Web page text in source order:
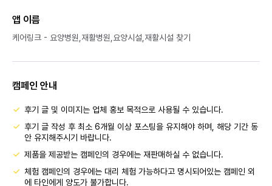
앱 이름
케어링크 - 요양병원,재활병원,요양시설,재활시설 찾기
캠페인 안내
후기 글 및 이미지는 업체 홍보 목적으로 사용될 수 있습니다.
후기 글 작성 후 최소 6개월 이상 포스팅을 유지해야 하며, 해당 기간 동
안 유지해주시기 바랍니다.
제품을 제공받는 캠페인의 경우에는 재판매하실 수 없습니다.
체험 캠페인의 경우에는 대리 체험 가능하다고 명시되어있는 캠페인 외
에 타인에게 양도가 불가합니다.